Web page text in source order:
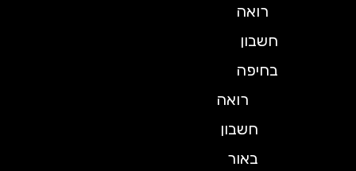
רואה
חשבון
בחיפה
רואה
חשבון
באור